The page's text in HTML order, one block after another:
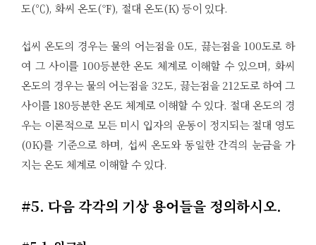
도(℃), 화씨 온도(℉), 절대 온도(K) 등이 있다.
섭씨 온도의 경우는 물의 어는점을 0도, 끓는점을 100도로 하
여 그 사이를 100등분한 온도 체계로 이해할 수 있으며, 화씨
온도의 경우는 물의 어는점을 32도, 끓는점을 212도로 하여 그
사이를 180등분한 온도 체계로 이해할 수 있다. 절대 온도의 경
우는 이론적으로 모든 미시 입자의 운동이 정지되는 절대 영도
(0K)를 기준으로 하며, 섭씨 온도와 동일한 간격의 눈금을 가
지는 온도 체계로 이해할 수 있다.
#5. 다음 각각의 기상 용어들을 정의하시오.